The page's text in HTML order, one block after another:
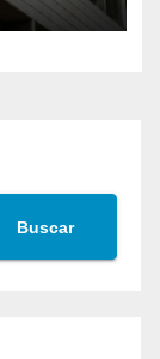
Buscar